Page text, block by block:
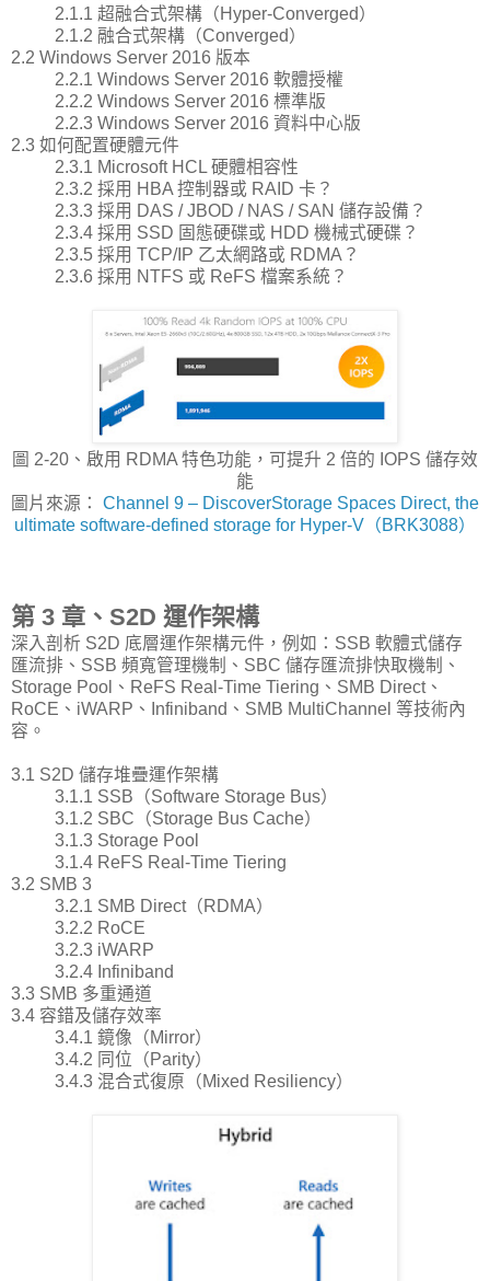
2.1.1 超融合式架構（Hyper-Converged）
2.1.2 融合式架構（Converged）
2.2 Windows Server 2016 版本
2.2.1 Windows Server 2016 軟體授權
2.2.2 Windows Server 2016 標準版
2.2.3 Windows Server 2016 資料中心版
2.3 如何配置硬體元件
2.3.1 Microsoft HCL 硬體相容性
2.3.2 採用 HBA 控制器或 RAID 卡？
2.3.3 採用 DAS / JBOD / NAS / SAN 儲存設備？
2.3.4 採用 SSD 固態硬碟或 HDD 機械式硬碟？
2.3.5 採用 TCP/IP 乙太網路或 RDMA？
2.3.6 採用 NTFS 或 ReFS 檔案系統？
圖 2-20、啟用 RDMA 特色功能，可提升 2 倍的 IOPS 儲存效
能
圖片來源： Channel 9 – DiscoverStorage Spaces Direct, the
ultimate software-defined storage for Hyper-V（BRK3088）
第 3 章、S2D 運作架構
深入剖析 S2D 底層運作架構元件，例如：SSB 軟體式儲存
匯流排、SSB 頻寬管理機制、SBC 儲存匯流排快取機制、
Storage Pool、ReFS Real-Time Tiering、SMB Direct、
RoCE、iWARP、Infiniband、SMB MultiChannel 等技術內
容。
3.1 S2D 儲存堆疊運作架構
3.1.1 SSB（Software Storage Bus）
3.1.2 SBC（Storage Bus Cache）
3.1.3 Storage Pool
3.1.4 ReFS Real-Time Tiering
3.2 SMB 3
3.2.1 SMB Direct（RDMA）
3.2.2 RoCE
3.2.3 iWARP
3.2.4 Infiniband
3.3 SMB 多重通道
3.4 容錯及儲存效率
3.4.1 鏡像（Mirror）
3.4.2 同位（Parity）
3.4.3 混合式復原（Mixed Resiliency）